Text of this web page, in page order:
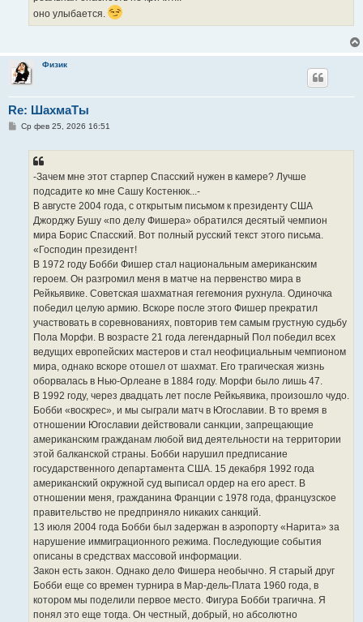
оно улыбается.
Физик
Re: ШахмаТы
ССр фев 25, 2026 16:51
-Зачем мне этот старпер Спасский нужен в камере? Лучше
подсадите ко мне Сашу Костенюк...-
В августе 2004 года, с открытым письмом к президенту США
Джорджу Бушу «по делу Фишера» обратился десятый чемпион
мира Борис Спасский. Вот полный русский текст этого письма.
«Господин президент!
В 1972 году Бобби Фишер стал национальным американским
героем. Он разгромил меня в матче на первенство мира в
Рейкьявике. Советская шахматная гегемония рухнула. Одиночка
победил целую армию. Вскоре после этого Фишер прекратил
участвовать в соревнованиях, повторив тем самым грустную судьбу
Пола Морфи. В возрасте 21 года легендарный Пол победил всех
ведущих европейских мастеров и стал неофициальным чемпионом
мира, однако вскоре отошел от шахмат. Его трагическая жизнь
оборвалась в Нью-Орлеане в 1884 году. Морфи было лишь 47.
В 1992 году, через двадцать лет после Рейкьявика, произошло чудо.
Бобби «воскрес», и мы сыграли матч в Югославии. В то время в
отношении Югославии действовали санкции, запрещающие
американским гражданам любой вид деятельности на территории
этой балканской страны. Бобби нарушил предписание
государственного департамента США. 15 декабря 1992 года
американский окружной суд выписал ордер на его арест. В
отношении меня, гражданина Франции с 1978 года, французское
правительство не предприняло никаких санкций.
13 июля 2004 года Бобби был задержан в аэропорту «Нарита» за
нарушение иммиграционного режима. Последующие события
описаны в средствах массовой информации.
Закон есть закон. Однако дело Фишера необычно. Я старый друг
Бобби еще со времен турнира в Мар-дель-Плата 1960 года, в
котором мы поделили первое место. Фигура Бобби трагична. Я
понял это еще тогда. Он честный, добрый, но абсолютно